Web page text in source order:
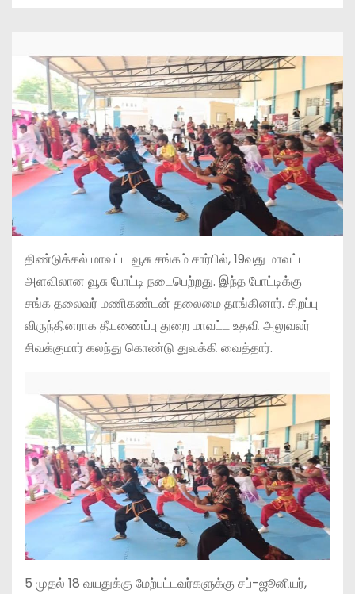
திண்டுக்கல் மாவட்ட வூசு சங்கம் சார்பில், 19வது மாவட்ட
அளவிலான வூசு போட்டி நடைபெற்றது. இந்த போட்டிக்கு
சங்க தலைவர் மணிகண்டன் தலைமை தாங்கினார். சிறப்பு
விருந்தினராக தீயணைப்பு துறை மாவட்ட உதவி அலுவலர்
சிவக்குமார் கலந்து கொண்டு துவக்கி வைத்தார்.
5 முதல் 18 வயதுக்கு மேற்பட்டவர்களுக்கு சப்-ஜூனியர்,